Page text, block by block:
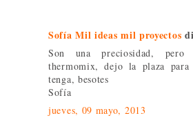
Sofía Mil ideas mil proyectos
Son una preciosidad,
thermomix, dejo la plaza
tenga, besotes
Sofía
jueves, 09 mayo, 2013